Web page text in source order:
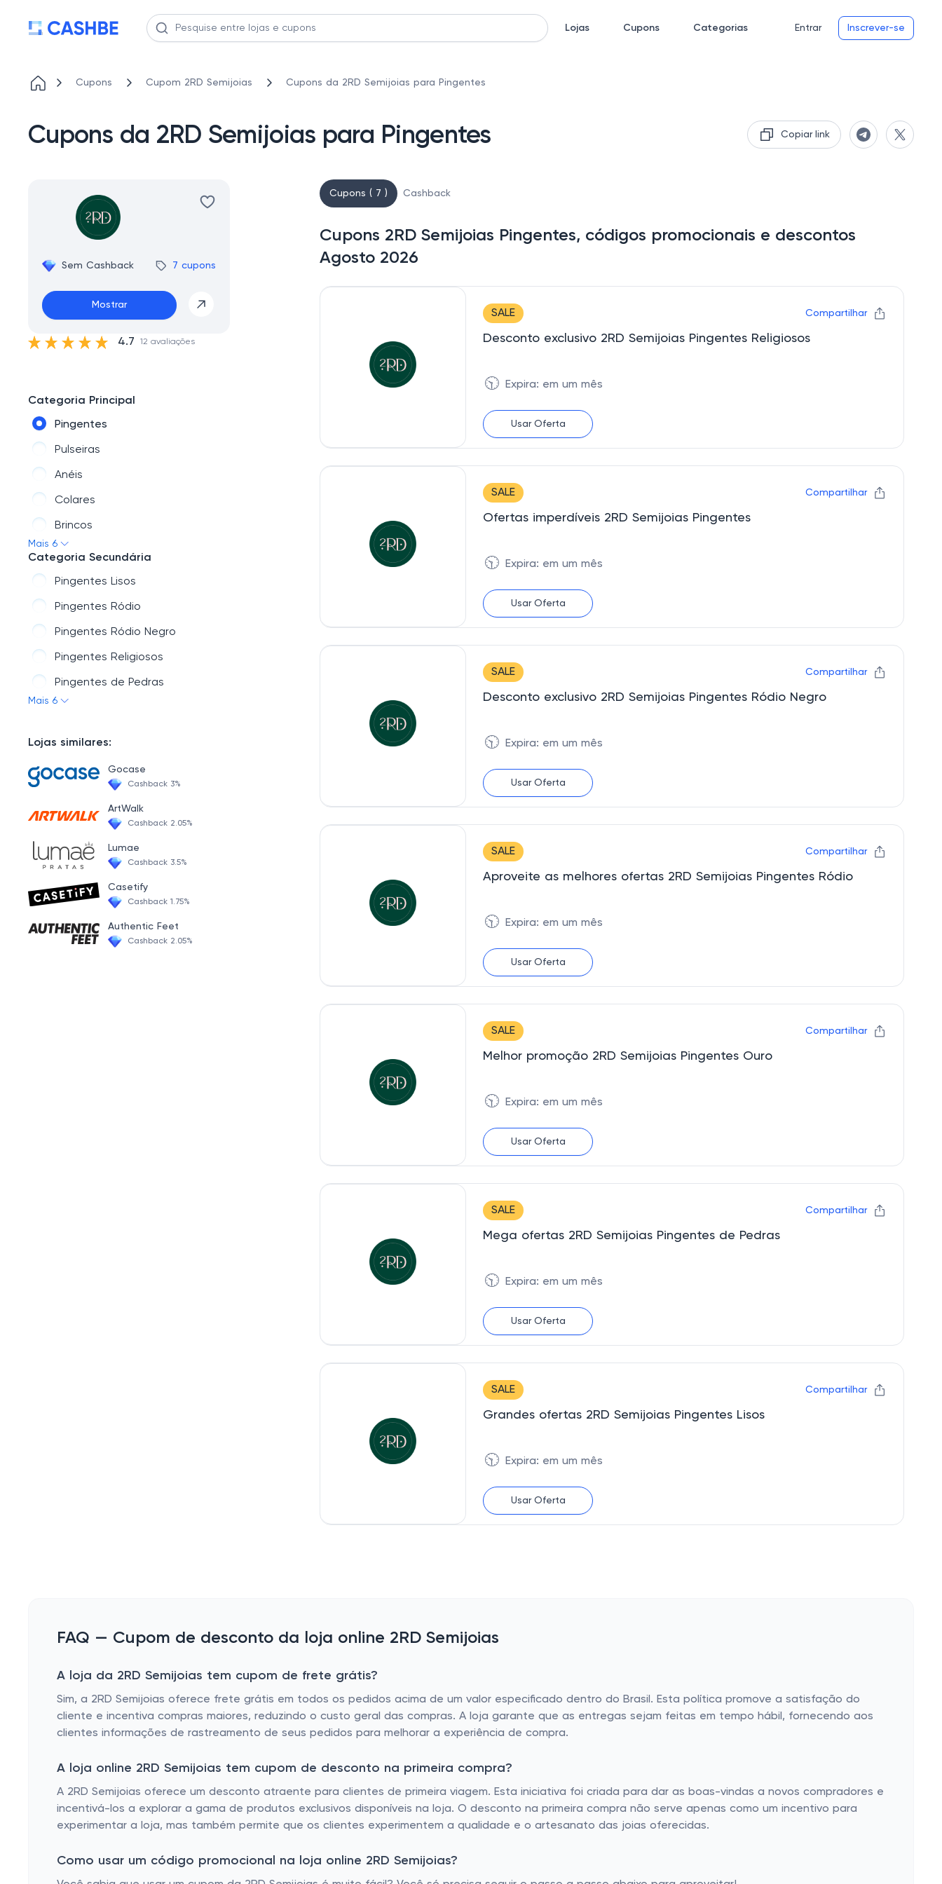
Lojas Cupons Categorias Entrar Inscrever-se
Cupons Cupom 2RD Semijoias Cupons da 2RD Semijoias para Pingentes
Cupons da 2RD Semijoias para Pingentes Copiar link
Sem Cashback 7 cupons
Mostrar
4.7 12 avaliações
Categoria Principal
Pingentes
Pulseiras
Anéis
Colares
Brincos
Piercings
Mais 6
Categoria Secundária
Pingentes Lisos
Pingentes Ródio
Pingentes Ródio Negro
Pingentes Religiosos
Pingentes de Pedras
Mais 6
Lojas similares:
Gocase
Cashback 3%
ArtWalk
Cashback 2.05%
Lumae
Cashback 3.5%
Casetify
Cashback 1.75%
Authentic Feet
Cashback 2.05%
Cupons ( 7 ) Cashback
Cupons 2RD Semijoias Pingentes, códigos promocionais e descontos
Agosto 2026
SALE Compartilhar
Desconto exclusivo 2RD Semijoias Pingentes Religiosos
🕥 Expira: em um mês
Usar Oferta
SALE Compartilhar
Ofertas imperdíveis 2RD Semijoias Pingentes
🕥 Expira: em um mês
Usar Oferta
SALE Compartilhar
Desconto exclusivo 2RD Semijoias Pingentes Ródio Negro
🕥 Expira: em um mês
Usar Oferta
SALE Compartilhar
Aproveite as melhores ofertas 2RD Semijoias Pingentes Ródio
🕥 Expira: em um mês
Usar Oferta
SALE Compartilhar
Melhor promoção 2RD Semijoias Pingentes Ouro
🕥 Expira: em um mês
Usar Oferta
SALE Compartilhar
Mega ofertas 2RD Semijoias Pingentes de Pedras
🕥 Expira: em um mês
Usar Oferta
SALE Compartilhar
Grandes ofertas 2RD Semijoias Pingentes Lisos
🕥 Expira: em um mês
Usar Oferta
FAQ — Cupom de desconto da loja online 2RD Semijoias
A loja da 2RD Semijoias tem cupom de frete grátis?
Sim, a 2RD Semijoias oferece frete grátis em todos os pedidos acima de um valor especificado dentro do Brasil. Esta política promove a satisfação do
cliente e incentiva compras maiores, reduzindo o custo geral das compras. A loja garante que as entregas sejam feitas em tempo hábil, fornecendo aos
clientes informações de rastreamento de seus pedidos para melhorar a experiência de compra.
A loja online 2RD Semijoias tem cupom de desconto na primeira compra?
A 2RD Semijoias oferece um desconto atraente para clientes de primeira viagem. Esta iniciativa foi criada para dar as boas-vindas a novos compradores e
incentivá-los a explorar a gama de produtos exclusivos disponíveis na loja. O desconto na primeira compra não serve apenas como um incentivo para
experimentar a loja, mas também permite que os clientes experimentem a qualidade e o artesanato das joias oferecidas.
Como usar um código promocional na loja online 2RD Semijoias?